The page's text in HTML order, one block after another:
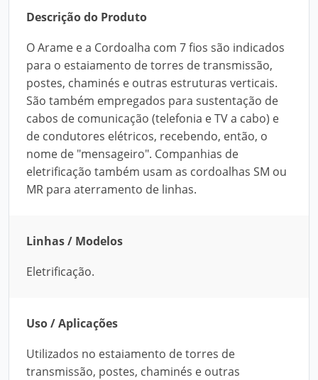
Descrição do Produto
O Arame e a Cordoalha com 7 fios são indicados
para o estaiamento de torres de transmissão,
postes, chaminés e outras estruturas verticais.
São também empregados para sustentação de
cabos de comunicação (telefonia e TV a cabo) e
de condutores elétricos, recebendo, então, o
nome de "mensageiro". Companhias de
eletrificação também usam as cordoalhas SM ou
MR para aterramento de linhas.
Linhas / Modelos
Eletrificação.
Uso / Aplicações
Utilizados no estaiamento de torres de
transmissão, postes, chaminés e outras